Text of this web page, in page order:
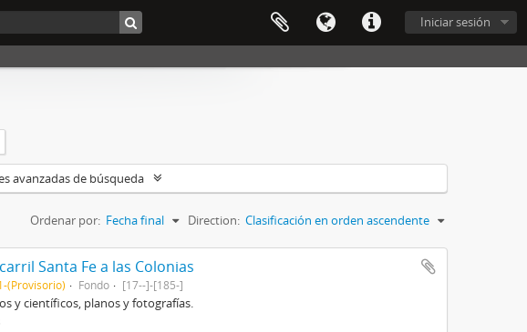
Iniciar sesión
avanzadas de búsqueda
Ordenar por: Fecha final Direction: Clasificación en orden ascendente
Santa Fe a las Colonias
(Provisorio) Fondo [17--]-[185-]
y científicos, planos y fotografías.